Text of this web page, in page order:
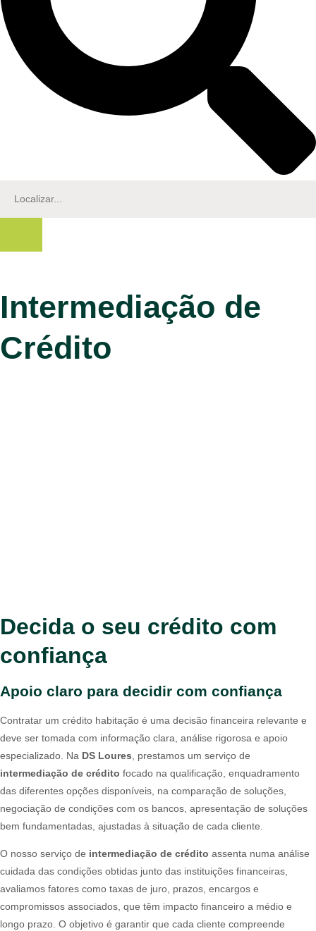
Intermediação de
Crédito
Decida o seu crédito com
confiança
Apoio claro para decidir com confiança
Contratar um crédito habitação é uma decisão financeira relevante e
deve ser tomada com informação clara, análise rigorosa e apoio
especializado. Na DS Loures , prestamos um serviço de
intermediação de crédito focado na qualificação, enquadramento
das diferentes opções disponíveis, na comparação de soluções,
negociação de condições com os bancos, apresentação de soluções
bem fundamentadas, ajustadas à situação de cada cliente.
O nosso serviço de intermediação de crédito assenta numa análise
cuidada das condições obtidas junto das instituições financeiras,
avaliamos fatores como taxas de juro, prazos, encargos e
compromissos associados, que têm impacto financeiro a médio e
longo prazo. O objetivo é garantir que cada cliente compreende